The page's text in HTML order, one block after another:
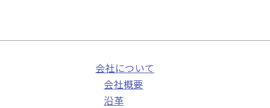
会社について
会社概要
沿革